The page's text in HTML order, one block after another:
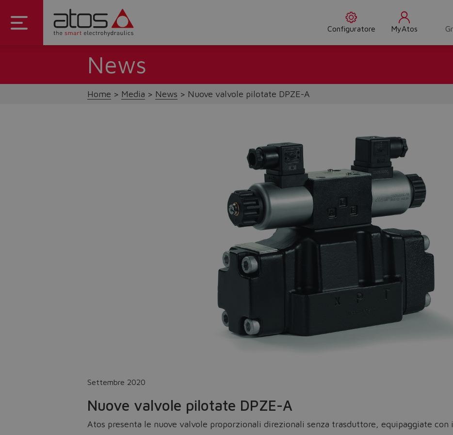
Configuratore MyAtos
Do you want to leave the configurator?
The running selection will be lost.
Yes No
News
Home Media News Nuove valvole pilotate DPZE-A
Settembre 2020
Nuove valvole pilotate DPZE-A
Atos presenta le nuove valvole proporzionali direzionali senza trasduttore, equipaggiate con